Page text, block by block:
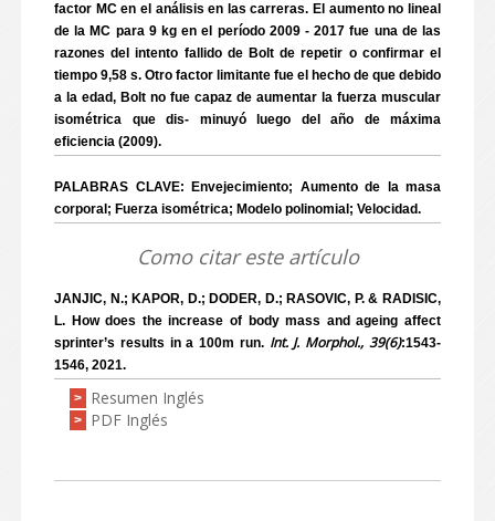
factor MC en el análisis en las carreras. El aumento no lineal
de la MC para 9 kg en el período 2009 - 2017 fue una de las
razones del intento fallido de Bolt de repetir o confirmar el
tiempo 9,58 s. Otro factor limitante fue el hecho de que debido
a la edad, Bolt no fue capaz de aumentar la fuerza muscular
isométrica que dis- minuyó luego del año de máxima
eficiencia (2009).
PALABRAS CLAVE: Envejecimiento; Aumento de la masa
corporal; Fuerza isométrica; Modelo polinomial; Velocidad.
Como citar este artículo
JANJIC, N.; KAPOR, D.; DODER, D.; RASOVIC, P. & RADISIC,
L. How does the increase of body mass and ageing affect
sprinter’s results in a 100m run. Int. J. Morphol., 39(6):1543-
1546, 2021.
> Resumen Inglés
> PDF Inglés